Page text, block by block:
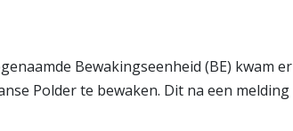
Bewakingseenheid (BE) kwam er
Polder te bewaken. Dit na een melding